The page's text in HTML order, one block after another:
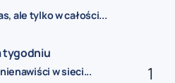
ale tylko w całości...
tygodniu
w sieci...